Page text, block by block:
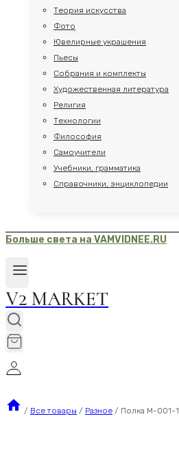
Теория искусства
Фото
Ювелирные украшения
Пьесы
Собрания и комплекты
Художественная литература
Религия
Технологии
Философия
Самоучители
Учебники, грамматика
Справочники, энциклопедии
Больше света на VAMVIDNEE.RU
V2 MARKET
/ Все товары / Разное / Полка M-001-1